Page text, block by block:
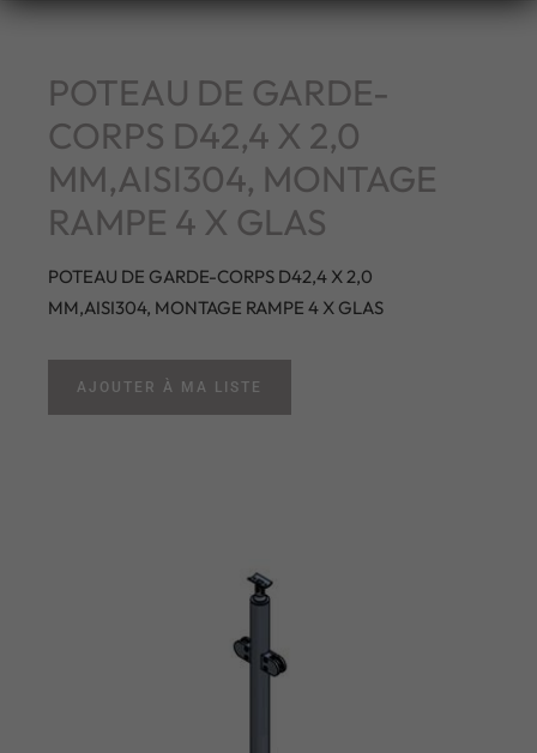
POTEAU DE GARDE-
CORPS D42,4 X 2,0
MM,AISI304, MONTAGE
RAMPE 4 X GLAS
POTEAU DE GARDE-CORPS D42,4 X 2,0
MM,AISI304, MONTAGE RAMPE 4 X GLAS
AJOUTER À MA LISTE